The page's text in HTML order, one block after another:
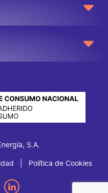
S.A.
Política de Cookies